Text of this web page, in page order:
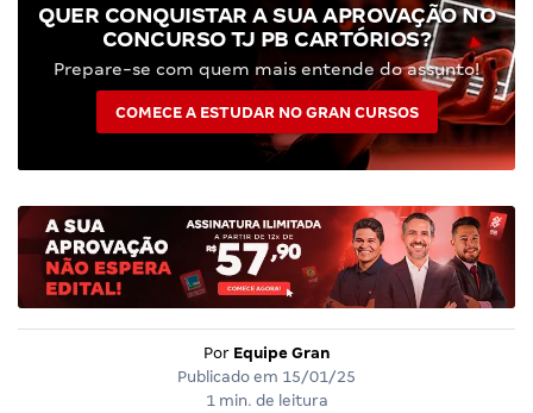
QUER CONQUISTAR A SUA APROVAÇÃO NO
CONCURSO TJ PB CARTÓRIOS?
Prepare-se com quem mais entende do assunto!
COMECE A ESTUDAR NO GRAN CURSOS
Por Equipe Gran
Publicado em 15/01/25
1 min. de leitura